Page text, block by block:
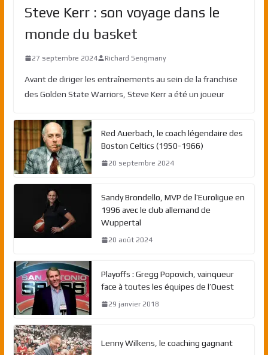
Steve Kerr : son voyage dans le
monde du basket
27 septembre 2024 Richard Sengmany
Avant de diriger les entraînements au sein de la franchise
des Golden State Warriors, Steve Kerr a été un joueur
Red Auerbach, le coach légendaire des
Boston Celtics (1950-1966)
20 septembre 2024
Sandy Brondello, MVP de l’Euroligue en
1996 avec le club allemand de
Wuppertal
20 août 2024
Playoffs : Gregg Popovich, vainqueur
face à toutes les équipes de l’Ouest
29 janvier 2018
Lenny Wilkens, le coaching gagnant